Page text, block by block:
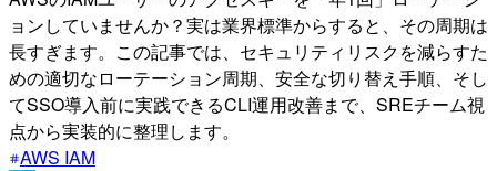
ョンしていませんか？実は業界標準からすると、その周期は
長すぎます。この記事では、セキュリティリスクを減らすた
めの適切なローテーション周期、安全な切り替え手順、そし
てSSO導入前に実践できるCLI運用改善まで、SREチーム視
点から実装的に整理します。
AWS IAM